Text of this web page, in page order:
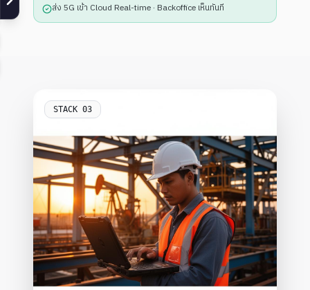
ส่ง 5G เข้า Cloud Real-time · Backoffice เห็นทันที
STACK 03